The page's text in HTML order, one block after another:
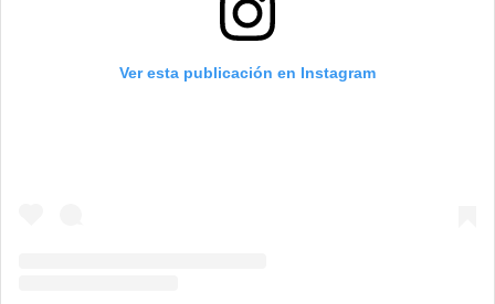
Ver esta publicación en Instagram